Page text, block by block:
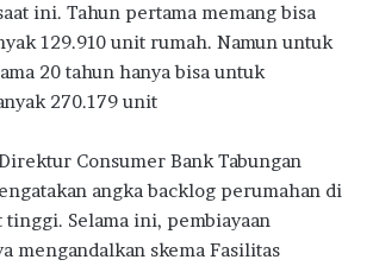
ini. Tahun pertama memang bisa
129.910 unit rumah. Namun untuk
20 tahun hanya bisa untuk
270.179 unit
Consumer Bank Tabungan
angka backlog perumahan di
tinggi. Selama ini, pembiayaan
mengandalkan skema Fasilitas